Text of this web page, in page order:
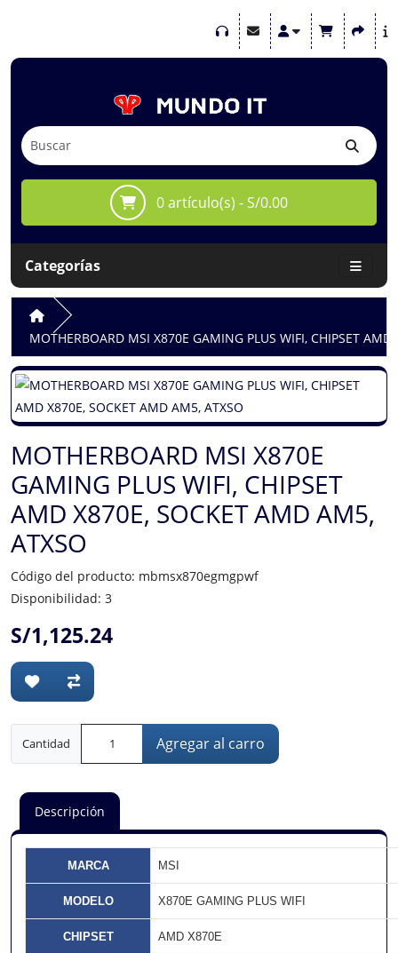
0 artículo(s) - S/0.00
Categorías
MOTHERBOARD MSI X870E GAMING PLUS WIFI, CHIPSET
MOTHERBOARD MSI X870E
GAMING PLUS WIFI, CHIPSET
AMD X870E, SOCKET AMD AM5,
ATXSO
Código del producto: mbmsx870egmgpwf
Disponibilidad: 3
S/1,125.24
Cantidad Agregar al carro
Descripción
MARCA MSI
MODELO X870E GAMING PLUS WIFI
CHIPSET AMD X870E